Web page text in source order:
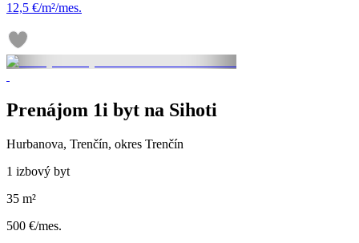
12,5 €/m²/mes.
Prenájom 1i byt na Sihoti
Hurbanova, Trenčín, okres Trenčín
1 izbový byt
35 m²
500 €/mes.